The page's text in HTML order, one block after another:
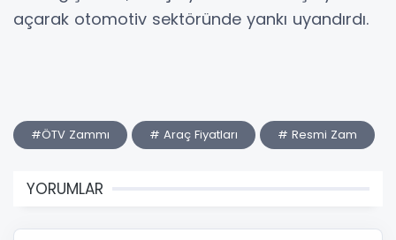
açarak otomotiv sektöründe yankı uyandırdı.
#ÖTV Zammı # Araç Fiyatları # Resmi Zam
YORUMLAR